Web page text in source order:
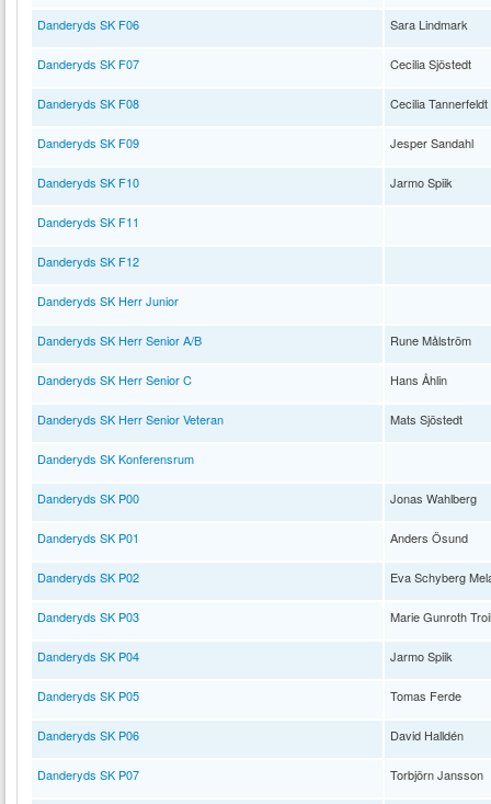
Danderyds SK F06 Sara Lindmark
Danderyds SK F07 Cecilia Sjöstedt
Danderyds SK F08 Cecilia Tannerfeldt
Danderyds SK F09 Jesper Sandahl
Danderyds SK F10 Jarmo Spiik
Danderyds SK F11
Danderyds SK F12
Danderyds SK Herr Junior
Danderyds SK Herr Senior A/B Rune Målström
Danderyds SK Herr Senior C Hans Åhlin
Danderyds SK Herr Senior Veteran Mats Sjöstedt
Danderyds SK Konferensrum
Danderyds SK P00 Jonas Wahlberg
Danderyds SK P01 Anders Ösund
Danderyds SK P02 Eva Schyberg
Danderyds SK P03 Marie Gunroth
Danderyds SK P04 Jarmo Spiik
Danderyds SK P05 Tomas Ferde
Danderyds SK P06 David Halldén
Danderyds SK P07 Torbjörn Jansson